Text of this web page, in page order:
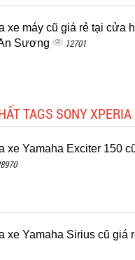
xe máy cũ giá rẻ tại cửa
Sương
12701
TAGS SONY XPERIA
xe Yamaha Exciter 150
xe Yamaha Sirius cũ giá